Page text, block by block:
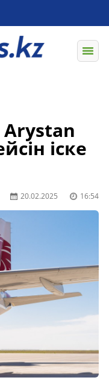
іске
20.02.2025 16:54